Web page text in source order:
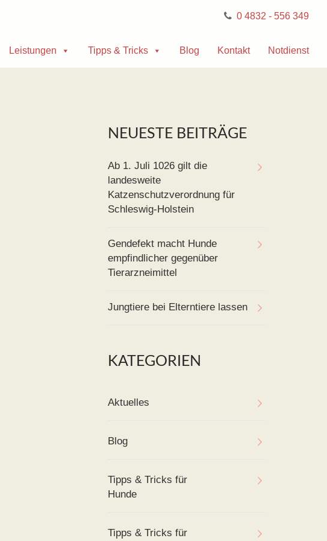
0 4832 - 556 349
Leistungen Tipps & Tricks Blog Kontakt Notdienst
NEUESTE BEITRÄGE
Ab 1. Juli 1026 gilt die
landesweite
Katzenschutzverordnung für
Schleswig-Holstein
Gendefekt macht Hunde
empfindlicher gegenüber
Tierarzneimittel
Jungtiere bei Elterntiere lassen
KATEGORIEN
Aktuelles
Blog
Tipps & Tricks für
Hunde
Tipps & Tricks für